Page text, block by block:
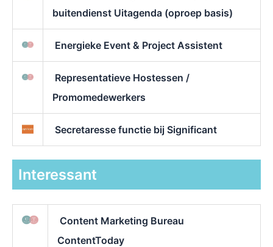
buitendienst Uitagenda (oproep basis)
Energieke Event & Project Assistent
Representatieve Hostessen /
Promomedewerkers
Secretaresse functie bij Significant
Interessant
Content Marketing Bureau
ContentToday